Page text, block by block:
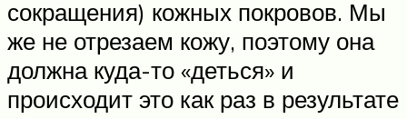
сокращения) кожных покровов. Мы
же не отрезаем кожу, поэтому она
должна куда-то «деться» и
происходит это как раз в результате